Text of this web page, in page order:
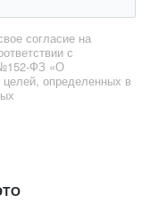
согласие на
с
ФЗ «О
определенных в